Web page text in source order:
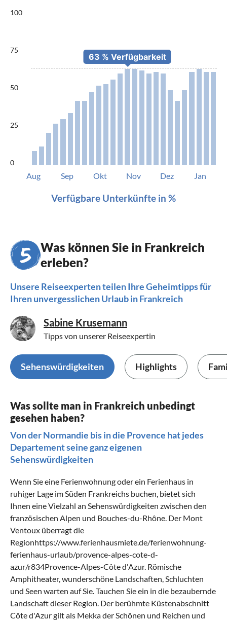
100
75
50
25
0
Aug Sep Okt Nov Dez Jan
Verfügbare Unterkünfte in %
Was können Sie in Frankreich
erleben?
Unsere Reiseexperten teilen Ihre Geheimtipps für
Ihren unvergesslichen Urlaub in Frankreich
Tipps von unserer Reiseexpertin
Sabine Krusemann
Sehenswürdigkeiten Highlights
Was sollte man in Frankreich unbedingt
gesehen haben?
Von der Normandie bis in die Provence hat jedes
Departement seine ganz eigenen
Sehenswürdigkeiten
Wenn Sie eine Ferienwohnung oder ein Ferienhaus in
ruhiger Lage im Süden Frankreichs buchen, bietet sich
Ihnen eine Vielzahl an Sehenswürdigkeiten zwischen den
französischen Alpen und Bouches-du-Rhône. Der Mont
Ventoux überragt die
Regionhttps://www.ferienhausmiete.de/ferienwohnung-
ferienhaus-urlaub/provence-alpes-cote-d-
azur/r834Provence-Alpes-Côte d'Azur. Römische
Amphitheater, wunderschöne Landschaften, Schluchten
und Seen warten auf Sie. Tauchen Sie ein in die bezaubernde
Landschaft dieser Region. Der berühmte Küstenabschnitt
Côte d'Azur gilt als Mekka der Schönen und Reichen und